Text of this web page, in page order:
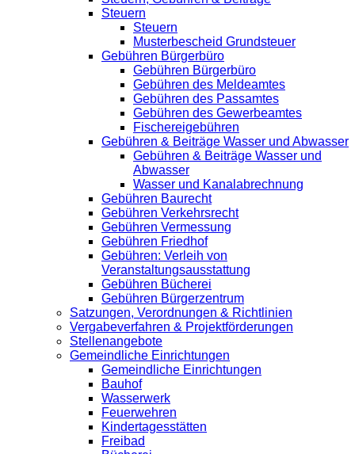
Steuern
Steuern
Musterbescheid Grundsteuer
Gebühren Bürgerbüro
Gebühren Bürgerbüro
Gebühren des Meldeamtes
Gebühren des Passamtes
Gebühren des Gewerbeamtes
Fischereigebühren
Gebühren & Beiträge Wasser und Abwasser
Gebühren & Beiträge Wasser und
Abwasser
Wasser und Kanalabrechnung
Gebühren Baurecht
Gebühren Verkehrsrecht
Gebühren Vermessung
Gebühren Friedhof
Gebühren: Verleih von
Veranstaltungsausstattung
Gebühren Bücherei
Gebühren Bürgerzentrum
Satzungen, Verordnungen & Richtlinien
Vergabeverfahren & Projektförderungen
Stellenangebote
Gemeindliche Einrichtungen
Gemeindliche Einrichtungen
Bauhof
Wasserwerk
Feuerwehren
Kindertagesstätten
Freibad